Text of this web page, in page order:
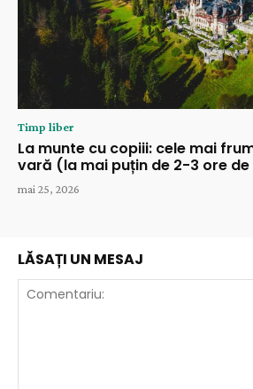
Timp liber
La munte cu copiii: cele mai
vară (la mai puțin de 2-3 ore
mai 25, 2026
LĂSAȚI UN MESAJ